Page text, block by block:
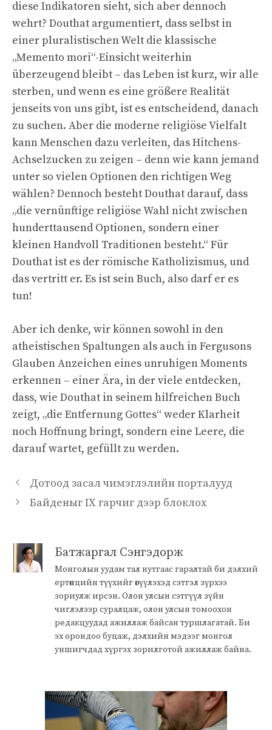
diese Indikatoren sieht, sich aber dennoch
wehrt? Douthat argumentiert, dass selbst in
einer pluralistischen Welt die klassische
„Memento mori“-Einsicht weiterhin
überzeugend bleibt – das Leben ist kurz, wir alle
sterben, und wenn es eine größere Realität
jenseits von uns gibt, ist es entscheidend, danach
zu suchen. Aber die moderne religiöse Vielfalt
kann Menschen dazu verleiten, das Hitchens-
Achselzucken zu zeigen – denn wie kann jemand
unter so vielen Optionen den richtigen Weg
wählen? Dennoch besteht Douthat darauf, dass
„die vernünftige religiöse Wahl nicht zwischen
hunderttausend Optionen, sondern einer
kleinen Handvoll Traditionen besteht.“ Für
Douthat ist es der römische Katholizismus, und
das vertritt er. Es ist sein Buch, also darf er es
tun!
Aber ich denke, wir können sowohl in den
atheistischen Spaltungen als auch in Fergusons
Glauben Anzeichen eines unruhigen Moments
erkennen – einer Ära, in der viele entdecken,
dass, wie Douthat in seinem hilfreichen Buch
zeigt, „die Entfernung Gottes“ weder Klarheit
noch Hoffnung bringt, sondern eine Leere, die
darauf wartet, gefüllt zu werden.
Дотоод засал чимэглэлийн порталууд
Байденыг IX гарчиг дээр блоклох
Батжаргал Сэнгэдорж
Монголын уудам тал нутгаас гаралтай би дэлхий
ертөнцийн түүхийг өгүүлэхэд сэтгэл зүрхээ
зориулж ирсэн. Олон улсын сэтгүүл зүйн
чиглэлээр суралцаж, олон улсын томоохон
редакцуудад ажиллаж байсан туршлагатай. Би
эх орондоо буцаж, дэлхийн мэдээг монгол
уншигчдад хүргэх зорилготой ажиллаж байна.